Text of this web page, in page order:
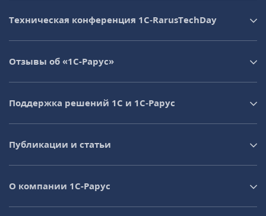
Техническая конференция 1C‑RarusTechDay
Отзывы об «1С-Рарус»
Поддержка решений 1С и 1С‑Рарус
Публикации и статьи
О компании 1C-Рарус